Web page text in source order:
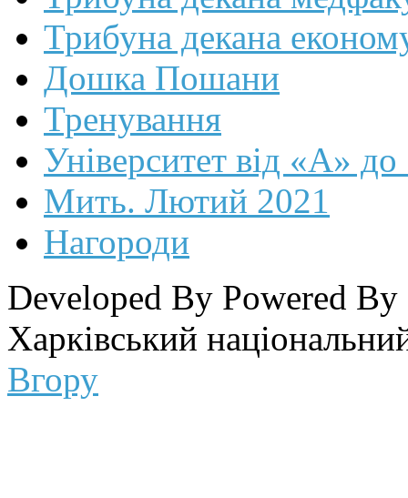
Трибуна декана
Дошка Пошани
Тренування
Університет від «А»
Мить. Лютий 2021
Нагороди
Developed By Powered By
Харківський
Вгору